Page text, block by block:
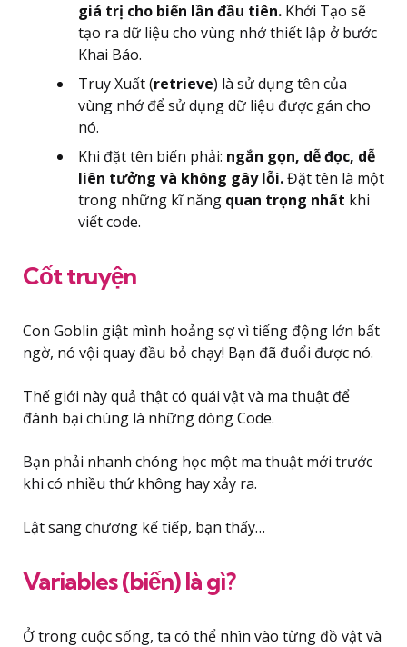
giá trị cho biến lần đầu tiên. Khởi Tạo sẽ
tạo ra dữ liệu cho vùng nhớ thiết lập ở bước
Khai Báo.
Truy Xuất (retrieve) là sử dụng tên của
vùng nhớ để sử dụng dữ liệu được gán cho
nó.
Khi đặt tên biến phải: ngắn gọn, dễ đọc, dễ
liên tưởng và không gây lỗi.Đặt tên là một
trong những kĩ năng quan trọng nhất khi
viết code.
Cốt truyện
Con Goblin giật mình hoảng sợ vì tiếng động lớn bất
ngờ, nó vội quay đầu bỏ chạy! Bạn đã đuổi được nó.
Thế giới này quả thật có quái vật và ma thuật để
đánh bại chúng là những dòng Code.
Bạn phải nhanh chóng học một ma thuật mới trước
khi có nhiều thứ không hay xảy ra.
Lật sang chương kế tiếp, bạn thấy…
Variables (biến) là gì?
Ở trong cuộc sống, ta có thể nhìn vào từng đồ vật và